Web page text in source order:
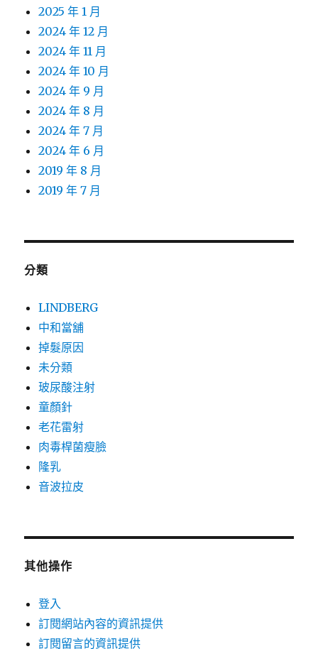
2025 年 1 月
2024 年 12 月
2024 年 11 月
2024 年 10 月
2024 年 9 月
2024 年 8 月
2024 年 7 月
2024 年 6 月
2019 年 8 月
2019 年 7 月
分類
LINDBERG
中和當舖
掉髮原因
未分類
玻尿酸注射
童顏針
老花雷射
肉毒桿菌瘦臉
隆乳
音波拉皮
其他操作
登入
訂閱網站內容的資訊提供
訂閱留言的資訊提供